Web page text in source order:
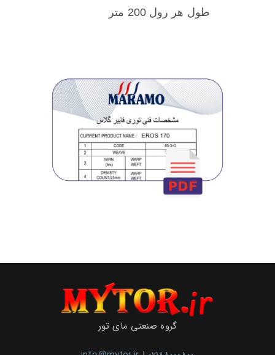
طول هر رول 200 متر
گروه صنعتی مای تور